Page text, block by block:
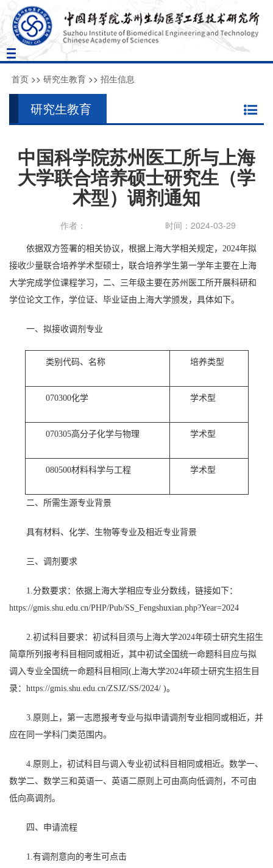
Toggle
navigation
首页 >> 研究生教育 >> 招生信息
研究生教育
中国科学院苏州医工所与上海
大学联合培养硕士研究生（学
术型）调剂通知
作者： 时间：2024-03-29
依据双方签署的相关协议，根据上海大学相关规定， 2024年拟
接收少量联合培养学术型硕士，联合培养学生第一学年主要在上海
大学完成学位课程学习，二、三年级主要在苏州医工所开展科研和
学位论文工作，学位证、毕业证由上海大学颁发，具体如下。
一、拟接收调剂专业
类别代码、名称 培养类型
070300化学 学术型
070305高分子化学与物理 学术型
080500材料科学与工程 学术型
二、所需生源专业背景
具有材料、化学、生物等专业及相近专业背景
三、调剂要求
1. 分数要求：依据上海大学相应专业分数线，链接如下：
https://gmis.shu.edu.cn/PHP/Pub/SS_Fengshuxian.php?Year=2024
2. 初试科目要求：初试科目须与上海大学2024年硕士研究生招生
简章所列报考科目相同或相近，其中初试全国统一命题科目应与拟
调入专业全国统一命题科目相同 ( 上海大学2024年硕士研究生招生目
录： https://gmis.shu.edu.cn/ZSJZ/SS/2024/ )。
3. 原则上，第一志愿报考专业与拟申请调剂专业相同或相近，并
应在同一学科门类范围内。
4. 原则上，初试科目与调入专业初试科目相同或相近。数学一、
数学二、数学三和英语一、英语二原则上可由高向低调剂，不可由
低向高调剂。
四、申请流程
1. 有调剂意向的考生可点击